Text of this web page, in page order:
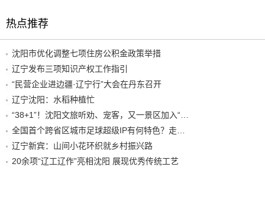
热点推荐
沈阳市优化调整七项住房公积金政策举措
辽宁发布三项知识产权工作指引
“民营企业进边疆·辽宁行”大会在丹东召开
辽宁沈阳：水稻种植忙
辽宁新宾：山间小花环织就乡村振兴路
20余项“辽工辽作”亮相沈阳 展现优秀传统工艺